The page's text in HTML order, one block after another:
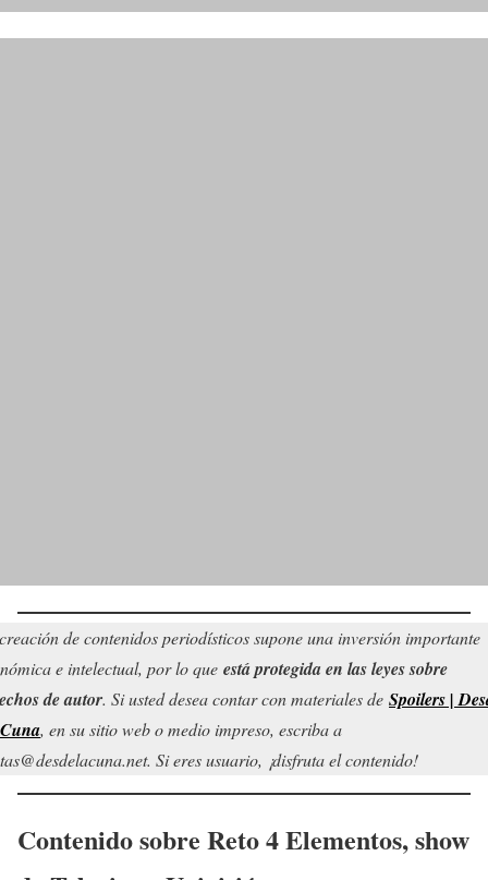
de contenidos periodísticos supone una inversión importante
e intelectual, por lo que está protegida en las leyes sobre
de autor. Si usted desea contar con materiales de Spoilers |
, en su sitio web o medio impreso, escriba a
Si eres usuario, ¡disfruta el contenido!
Contenido sobre Reto 4 Elementos, show